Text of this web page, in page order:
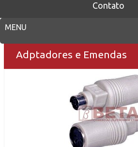
Contato
Adptadores e Emendas